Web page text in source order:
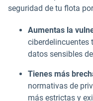
seguridad de tu flota
Aumentas la
ciberdelincuentes
datos sensibles
Tienes más
normativas de
más estrictas y